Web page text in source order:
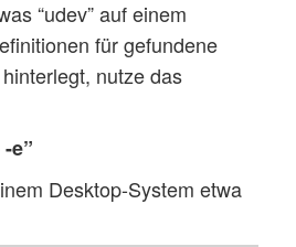
“udev” auf einem
für gefundene
nutze das
e”
Desktop-System etwa